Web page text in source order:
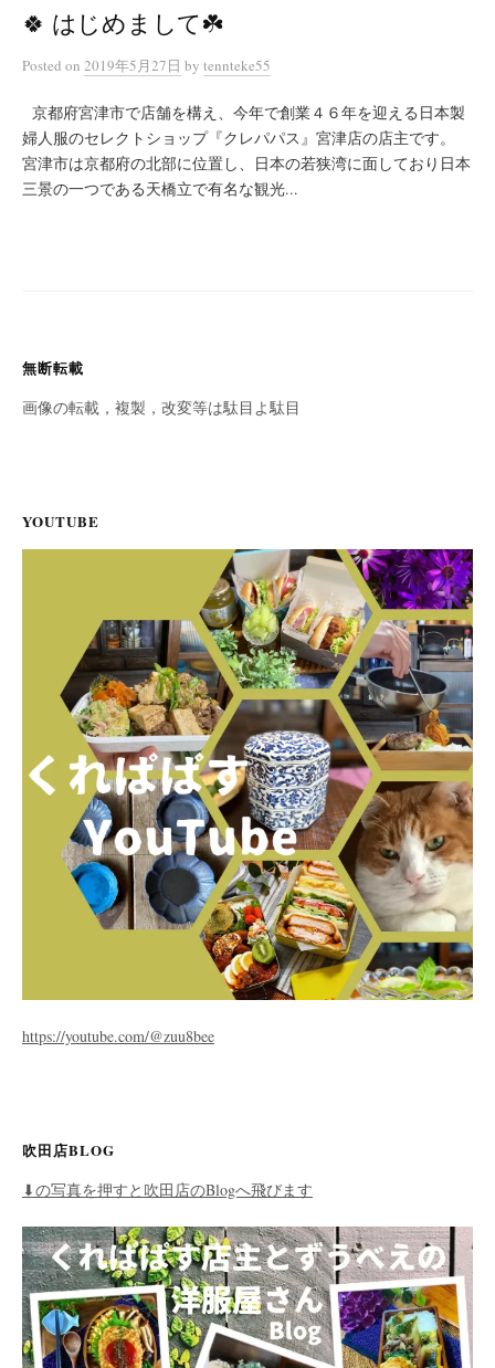
🍀 はじめまして☘️
Posted on 2019年5月27日 by tennteke55
京都府宮津市で店舗を構え、今年で創業４６年を迎える日本製
婦人服のセレクトショップ『クレパパス』宮津店の店主です。
宮津市は京都府の北部に位置し、日本の若狭湾に面しており日本
三景の一つである天橋立で有名な観光...
無断転載
画像の転載，複製，改変等は駄目よ駄目
YOUTUBE
https://youtube.com/@zuu8bee
吹田店BLOG
⬇︎の写真を押すと吹田店のBlogへ飛びます